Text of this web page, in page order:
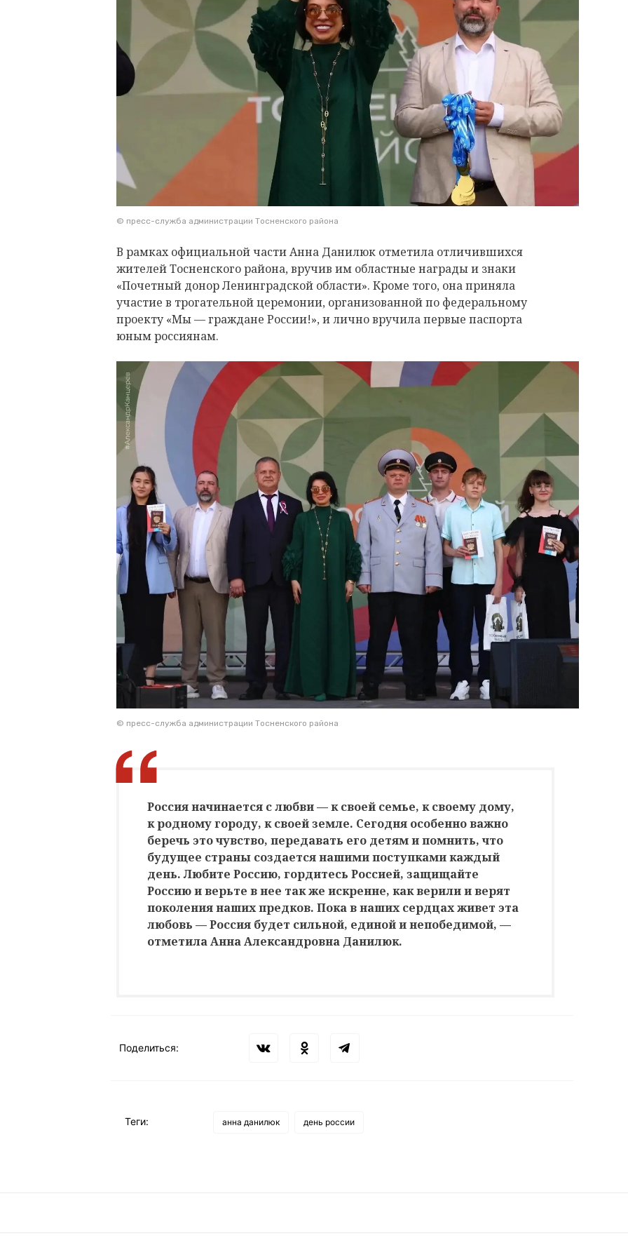
© пресс-служба администрации Тосненского района
В рамках официальной части Анна Данилюк отметила отличившихся
жителей Тосненского района, вручив им областные награды и знаки
«Почетный донор Ленинградской области». Кроме того, она приняла
участие в трогательной церемонии, организованной по федеральному
проекту «Мы — граждане России!», и лично вручила первые паспорта
юным россиянам.
© пресс-служба администрации Тосненского района
Россия начинается с любви — к своей семье, к своему дому,
к родному городу, к своей земле. Сегодня особенно важно
беречь это чувство, передавать его детям и помнить, что
будущее страны создается нашими поступками каждый
день. Любите Россию, гордитесь Россией, защищайте
Россию и верьте в нее так же искренне, как верили и верят
поколения наших предков. Пока в наших сердцах живет эта
любовь — Россия будет сильной, единой и непобедимой, —
отметила Анна Александровна Данилюк.
Поделиться:
Теги: анна данилюк день россии